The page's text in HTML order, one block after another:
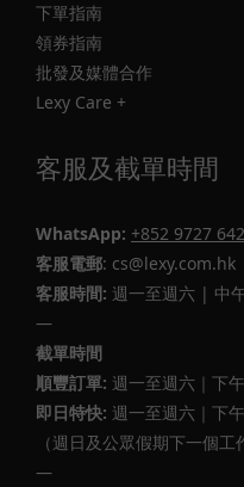
下單指南
領券指南
批發及媒體合作
Lexy Care +
客服及截單時間
WhatsApp: +852 9727
客服電郵: cs@lexy.com.hk
客服時間: 週一至週六 | 中
—
截單時間
順豐訂單: 週一至週六｜下
即日特快: 週一至週六｜下
（週日及公眾假期下一個工
—